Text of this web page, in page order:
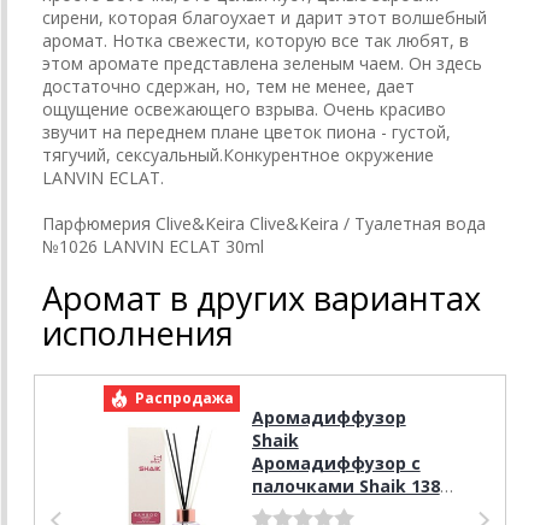
сирени, которая благоухает и дарит этот волшебный
аромат. Нотка свежести, которую все так любят, в
этом аромате представлена зеленым чаем. Он здесь
достаточно сдержан, но, тем не менее, дает
ощущение освежающего взрыва. Очень красиво
звучит на переднем плане цветок пиона - густой,
тягучий, сексуальный.Конкурентное окружение
LANVIN ECLAT.
Парфюмерия Clive&Keira Clive&Keira / Туалетная вода
№1026 LANVIN ECLAT 30ml
Аромат в других вариантах
исполнения
Распродажа
Аромадиффузор
Shaik
Аромадиффузор с
палочками Shaik 138
(Lanvin Eclat